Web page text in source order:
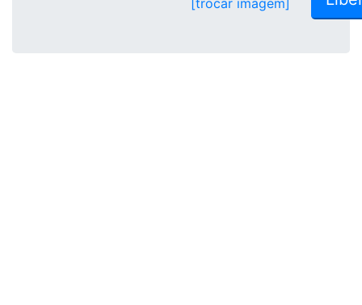
[trocar imagem]